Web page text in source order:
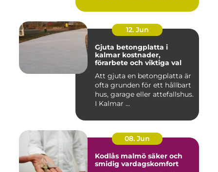
12. Jun
Gjuta betongplatta i
kalmar kostnader,
förarbete och viktiga val
Att gjuta en betongplatta är
ofta grunden för ett hållbart
hus, garage eller attefallshus.
I Kalmar ...
08. Jun
Kodlås malmö säker och
smidig vardagskomfort